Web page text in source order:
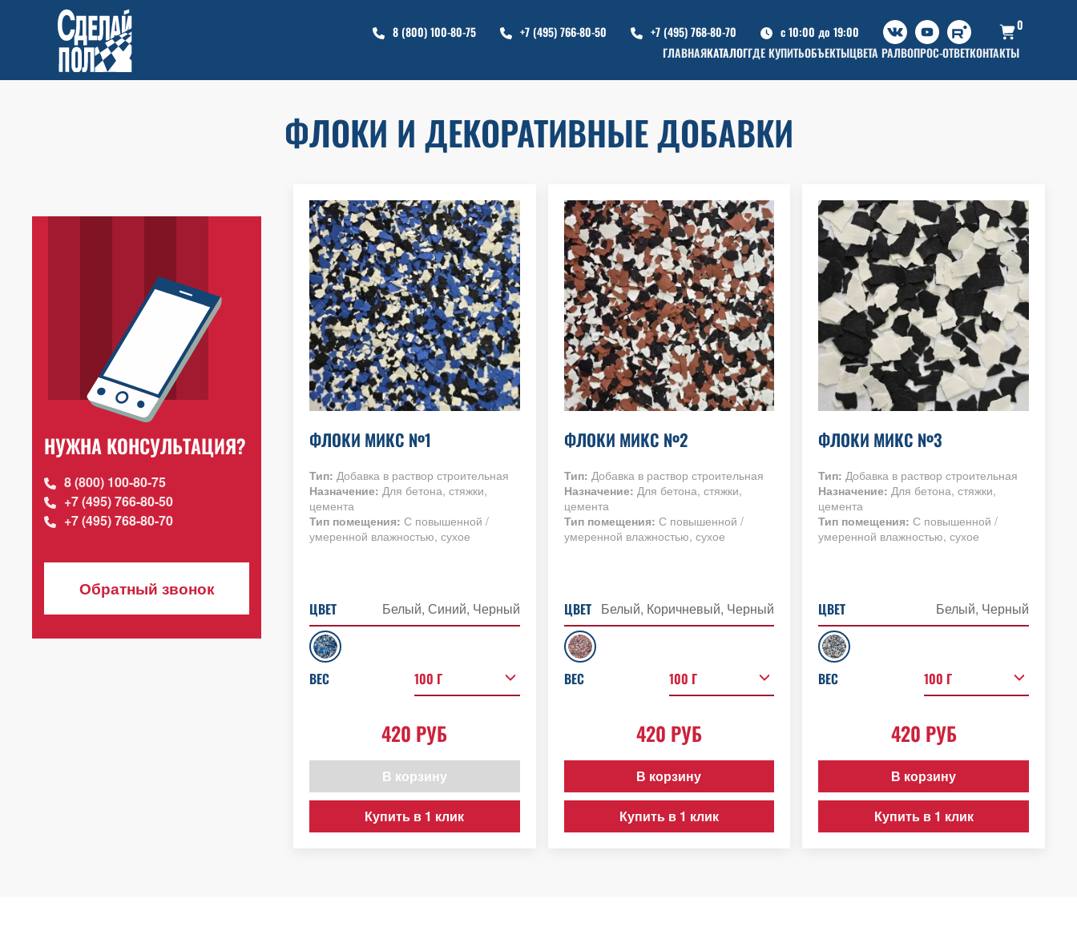
Skip to main content ГЛАВНАЯКАТАЛОГГДЕ КУПИТЬОБЪЕКТЫЦВЕТА РАЛВОПРОС-ОТВЕТКОНТАКТЫ
8 (800) 100-80-75 +7 (495) 766-80-50 +7 (495) 768-80-70 c 10:00 до 19:00 0
ФЛОКИ И ДЕКОРАТИВНЫЕ ДОБАВКИ
НУЖНА КОНСУЛЬТАЦИЯ?
8 (800) 100-80-75
+7 (495) 766-80-50
+7 (495) 768-80-70
Обратный звонок
ФЛОКИ МИКС №1
Тип: Добавка в раствор строительная
Назначение: Для бетона, стяжки,
цемента
Тип помещения: С повышенной /
умеренной влажностью, сухое
420 РУБ
ЦВЕТ Белый, Синий, Черный
ВЕС 100 Г
В корзину
Купить в 1 клик
ФЛОКИ МИКС №2
Тип: Добавка в раствор строительная
Назначение: Для бетона, стяжки,
цемента
Тип помещения: С повышенной /
умеренной влажностью, сухое
420 РУБ
ЦВЕТ Белый, Коричневый, Черный
ВЕС 100 Г
В корзину
Купить в 1 клик
ФЛОКИ МИКС №3
Тип: Добавка в раствор строительная
Назначение: Для бетона, стяжки,
цемента
Тип помещения: С повышенной /
умеренной влажностью, сухое
420 РУБ
ЦВЕТ Белый, Черный
ВЕС 100 Г
В корзину
Купить в 1 клик